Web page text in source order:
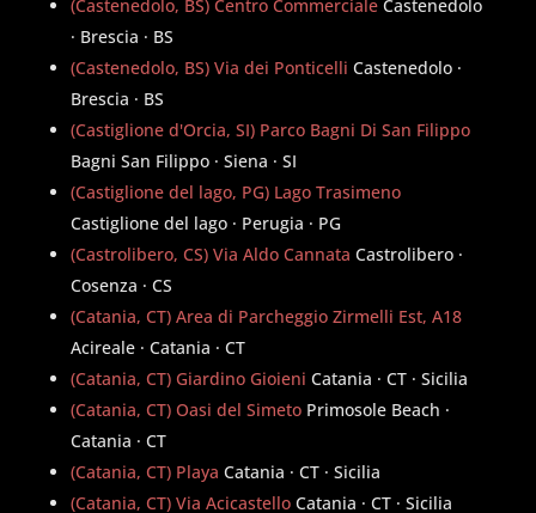
(Castenedolo, BS) Centro Commerciale Castenedolo
· Brescia · BS
(Castenedolo, BS) Via dei Ponticelli Castenedolo ·
Brescia · BS
(Castiglione d'Orcia, SI) Parco Bagni Di San Filippo
Bagni San Filippo · Siena · SI
(Castiglione del lago, PG) Lago Trasimeno
Castiglione del lago · Perugia · PG
(Castrolibero, CS) Via Aldo Cannata Castrolibero ·
Cosenza · CS
(Catania, CT) Area di Parcheggio Zirmelli Est, A18
Acireale · Catania · CT
(Catania, CT) Giardino Gioieni Catania · CT · Sicilia
(Catania, CT) Oasi del Simeto Primosole Beach ·
Catania · CT
(Catania, CT) Playa Catania · CT · Sicilia
(Catania, CT) Via Acicastello Catania · CT · Sicilia